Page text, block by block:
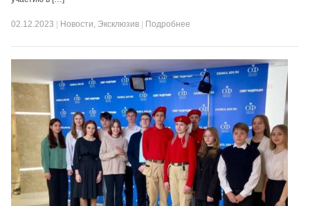
02.12.2023 Новости, Эксклюзив Подробнее